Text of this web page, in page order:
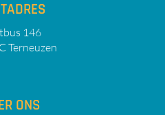
146
Terneuzen
ONS